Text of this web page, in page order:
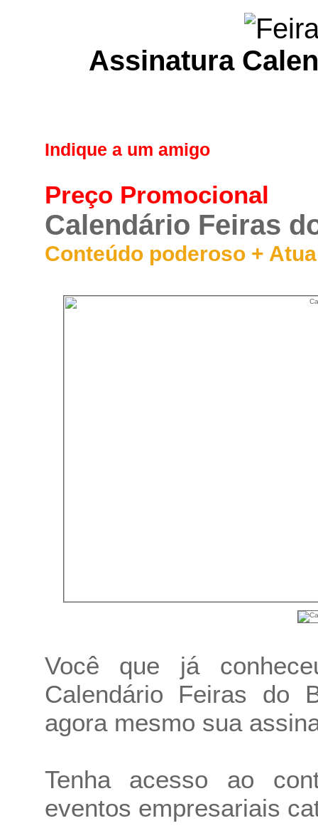
Assinatura
Indique a um amigo
Preço Promocional
Calendário Feiras
Conteúdo poderoso +
Você que já
Calendário Feiras do
agora mesmo sua
Tenha acesso ao
eventos empresariais